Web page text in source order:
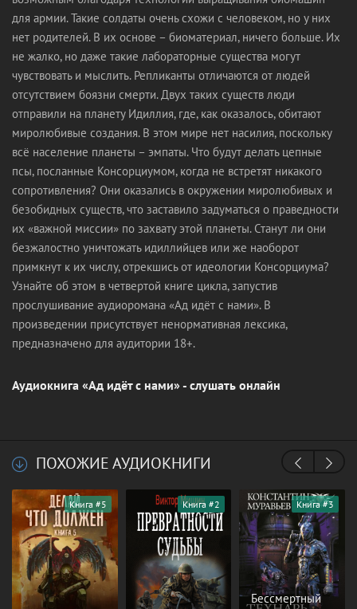
для армии. Такие солдаты очень схожи с человеком, но у них
нет родителей. В их основе – биоматериал, ничего больше. Их
не жалко, но даже такие лабораторные существа могут
чувствовать и мыслить. Репликанты отличаются от людей
отсутствием боязни смерти. Двух таких существ люди
отправили на планету Идиллия, где, как оказалось, обитают
миролюбивые создания. В этом мире нет насилия, поскольку
всё население планеты – эмпаты. Что будут делать цепные
псы, посланные Консорциумом, когда не встретят никакого
сопротивления? Они оказались в окружении миролюбивых и
безобидных существ, что заставило задуматься о праведности
их «важной миссии» по захвату этой планеты. Станут ли они
безжалостно уничтожать идиллийцев или же наоборот
примкнут к их числу, отрекшись от идеологии Консорциума?
Узнайте об этом в четвертой книге цикла, запустив
прослушивание аудиоромана «Ад идёт с нами». В
произведении присутствует ненормативная лексика,
предназначено для аудитории 18+.
Аудиокнига «Ад идёт с нами» - слушать онлайн
ПОХОЖИЕ АУДИОКНИГИ
Книга #5 Книга #2
Бессмертный
Книга #3